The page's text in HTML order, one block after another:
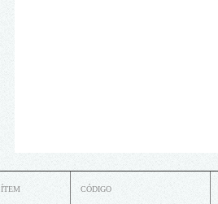
ÍTEM CÓDIGO